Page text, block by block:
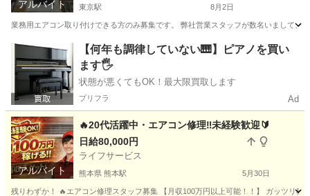
アルバイト 東京駅 8月2日
業務用エアコン取り付けできる方のみ募集です。 弊社営業スタッフが数名いまして
東京 中央区 東京駅 その他 業務用エアコン
【何年も調律していない🎹】ピアノを買い
ます🖐️
状態が悪くてもOK！最大限買取します
プリフラ Ad
アルバイト
🔥20代活躍中・エアコン修理‼️未経験歓迎🔰
日給80,000円
ライフサービス
熊本県 熊本駅 5月30日
残りわずか！ 🔥エアコン修理スタッフ募集 【月収100万円以上可能！！】 ガッツリ